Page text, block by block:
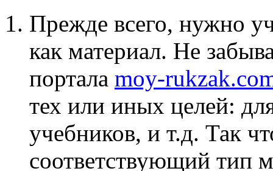
Прежде всего, нужно
как материал. Не
портала moy-
тех или иных целей:
учебников, и т.д. Так
соответствующий тип